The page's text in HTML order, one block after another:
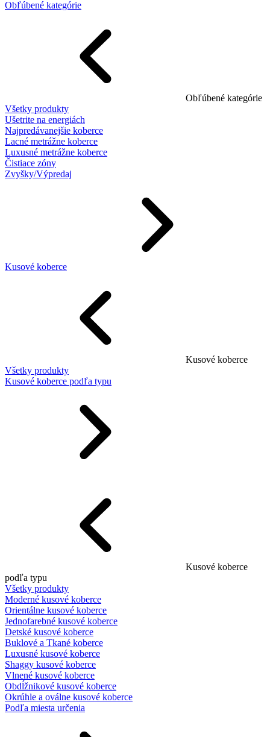
Obľúbené kategórie
Obľúbené kategórie
Všetky produkty
Ušetrite na energiách
Najpredávanejšie koberce
Lacné metrážne koberce
Luxusné metrážne koberce
Čistiace zóny
Zvyšky/Výpredaj
Kusové koberce
Kusové koberce
Všetky produkty
Kusové koberce podľa typu
Kusové koberce
podľa typu
Všetky produkty
Moderné kusové koberce
Orientálne kusové koberce
Jednofarebné kusové koberce
Detské kusové koberce
Buklové a Tkané koberce
Luxusné kusové koberce
Shaggy kusové koberce
Vlnené kusové koberce
Obdĺžnikové kusové koberce
Okrúhle a oválne kusové koberce
Podľa miesta určenia